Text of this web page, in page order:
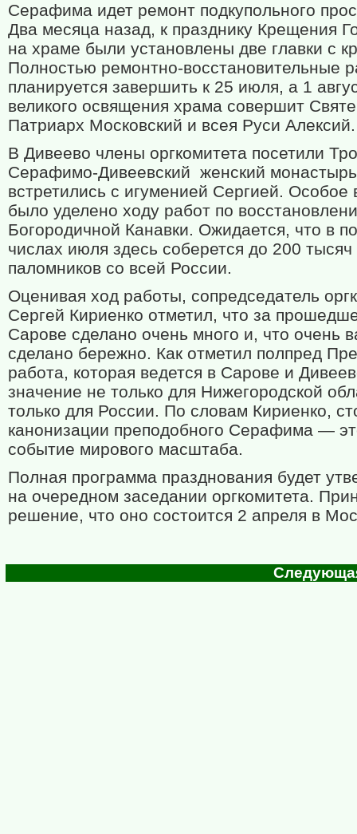
Серафима идет ремонт подкупольного
Два месяца назад, к празднику Крещения
на храме были установлены две главки с
Полностью ремонтно-восстановительные
планируется завершить к 25 июля, а 1
великого освящения храма совершит
Патриарх Московский и всея Руси Алексий.
В Дивеево члены оргкомитета посетили
Серафимо-Дивеевский женский
встретились с игуменией Сергией. Особое
было уделено ходу работ по
Богородичной Канавки. Ожидается, что в
числах июля здесь соберется до 200 тысяч
паломников со всей России.
Оценивая ход работы, сопредседатель
Сергей Кириенко отметил, что за
Сарове сделано очень много и, что очень
сделано бережно. Как отметил полпред
работа, которая ведется в Сарове и
значение не только для Нижегородской
только для России. По словам Кириенко,
канонизации преподобного Серафима —
событие мирового масштаба.
Полная программа празднования будет
на очередном заседании оргкомитета.
решение, что оно состоится 2 апреля в